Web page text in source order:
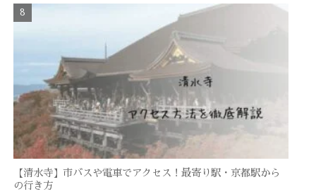
【清水寺】市バスや電車でアクセス！最寄り駅・京都駅から
の行き方